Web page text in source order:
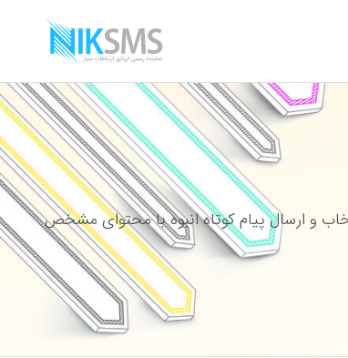
و ارسال پیام کوتاه انبوه با محتوای مشخص